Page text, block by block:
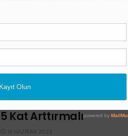
New York’ta, Çarşamba günkü BM
öncesinde on binlerce kişi fosil
çıkış talebiyle yürüdü. Birleşmiş
Dünya İklim
Kaçınmak için 2030’a
Yenilenebilir Enerji
5 Kat Arttırmalı
19 HAZIRAN 2023